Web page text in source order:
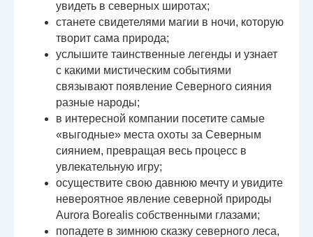
увидеть в северных широтах;
станете свидетелями магии в ночи, которую
творит сама природа;
услышите таинственные легенды и узнает
с какими мистическим событиями
связывают появление Северного сияния
разные народы;
в интересной компании посетите самые
«выгодные» места охоты за Северным
сиянием, превращая весь процесс в
увлекательную игру;
осуществите свою давнюю мечту и увидите
невероятное явление северной природы
Aurora Borealis собственными глазами;
попадете в зимнюю сказку северного леса,